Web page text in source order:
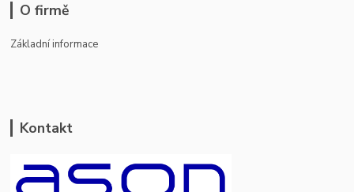
O firmě
Základní informace
Kontakt